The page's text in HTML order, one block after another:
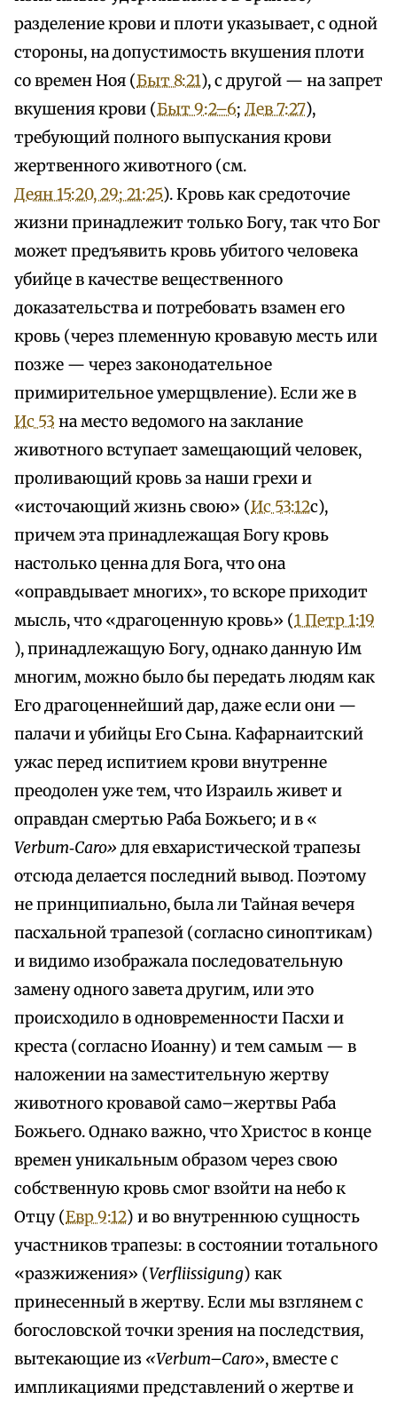
разделение крови и плоти указывает, с одной
стороны, на допустимость вкушения плоти
со времен Ноя (Быт 8:21), с другой — на запрет
вкушения крови (Быт 9:2–6; Лев 7:27),
требующий полного выпускания крови
жертвенного животного (см.
Деян 15:20, 29; 21:25). Кровь как средоточие
жизни принадлежит только Богу, так что Бог
может предъявить кровь убитого человека
убийце в качестве вещественного
доказательства и потребовать взамен его
кровь (через племенную кровавую месть или
позже — через законодательное
примирительное умерщвление). Если же в
Ис 53 на место ведомого на заклание
животного вступает замещающий человек,
проливающий кровь за наши грехи и
«источающий жизнь свою» (Ис 53:12с),
причем эта принадлежащая Богу кровь
настолько ценна для Бога, что она
«оправдывает многих», то вскоре приходит
мысль, что «драгоценную кровь» (1 Петр 1:19
), принадлежащую Богу, однако данную Им
многим, можно было бы передать людям как
Его драгоценнейший дар, даже если они —
палачи и убийцы Его Сына. Кафарнаитский
ужас перед испитием крови внутренне
преодолен уже тем, что Израиль живет и
оправдан смертью Раба Божьего; и в «
Verbum‑Caro» для евхаристической трапезы
отсюда делается последний вывод. Поэтому
не принципиально, была ли Тайная вечеря
пасхальной трапезой (согласно синоптикам)
и видимо изображала последовательную
замену одного завета другим, или это
происходило в одновременности Пасхи и
креста (согласно Иоанну) и тем самым — в
наложении на заместительную жертву
животного кровавой само–жертвы Раба
Божьего. Однако важно, что Христос в конце
времен уникальным образом через свою
собственную кровь смог взойти на небо к
Отцу (Евр 9:12) и во внутреннюю сущность
участников трапезы: в состоянии тотального
«разжижения» (Verfliissigung) как
принесенный в жертву. Если мы взглянем с
богословской точки зрения на последствия,
вытекающие из «Verbum–Caro», вместе с
импликациями представлений о жертве и